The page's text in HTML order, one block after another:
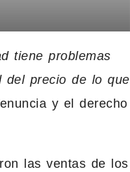
tiene problemas
del precio de lo que
y el derecho
las ventas de los